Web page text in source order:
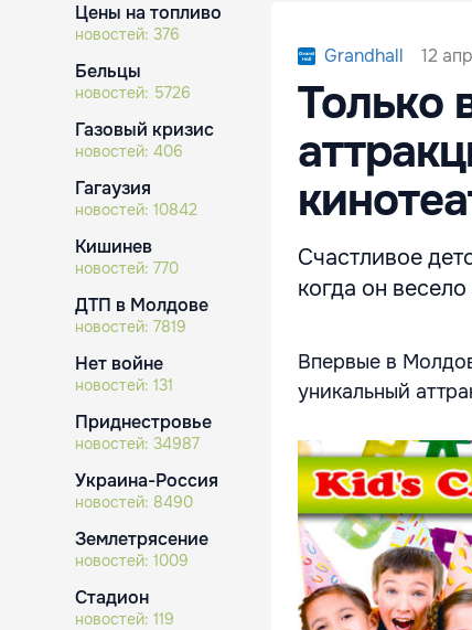
Цены на топливо
новостей: 376
Бельцы
новостей: 5726
Газовый кризис
новостей: 406
Гагаузия
новостей: 10842
Кишинев
новостей: 770
ДТП в Молдове
новостей: 7819
Нет войне
новостей: 131
Приднестровье
новостей: 34987
Украина-Россия
новостей: 8490
Землетрясение
новостей: 1009
Стадион
новостей: 119
Grandhall 12
Только
Счастливое
когда он
Впервые в
уникальный